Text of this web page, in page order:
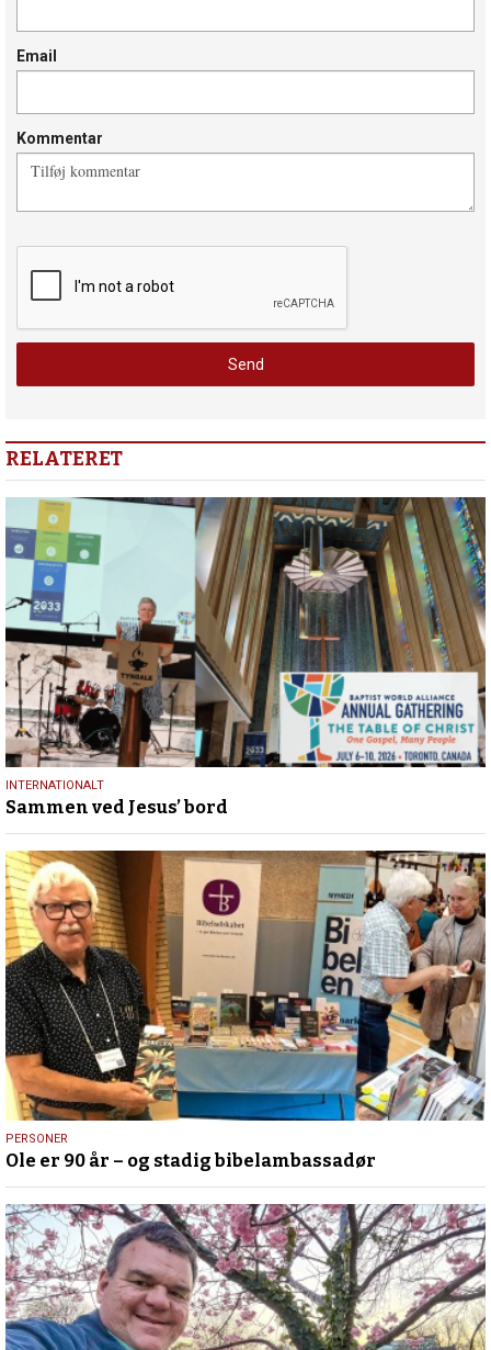
Email
Kommentar
RELATERET
17.
juli
2026
INTERNATIONALT
Sammen ved Jesus’ bord
12.
juli
2026
PERSONER
Ole er 90 år – og stadig bibelambassadør